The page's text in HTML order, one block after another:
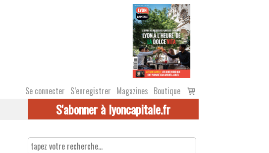
Se connecter S’enregistrer Magazines Boutique
Voir
le
S'abonner à lyoncapitale.fr